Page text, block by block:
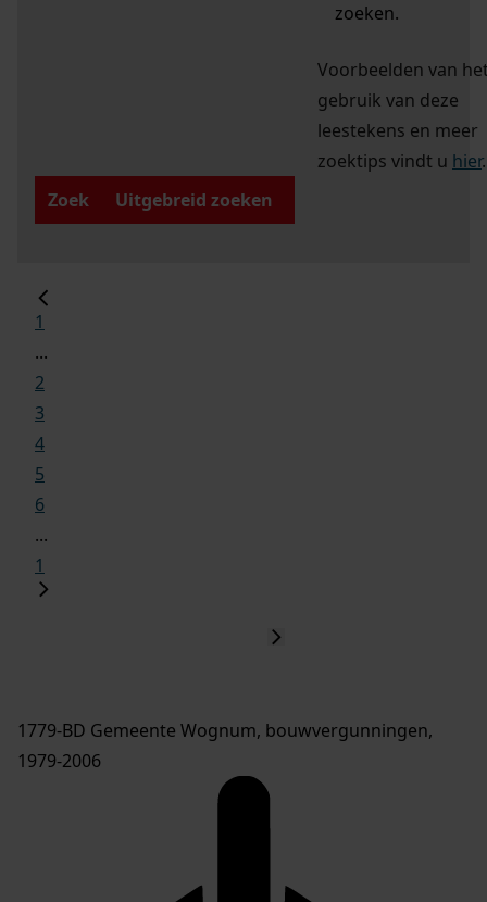
zoeken.
Voorbeelden van
gebruik van deze
leestekens en meer
zoektips vindt u hier.
Zoek
Uitgebreid zoeken
1
...
2
3
4
5
6
...
1
1779-BD Gemeente Wognum, bouwvergunningen,
1979-2006